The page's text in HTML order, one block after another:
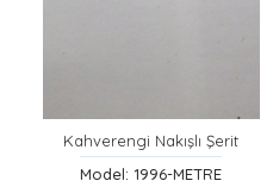
Kahverengi Nakışlı Şerit
Model: 1996-METRE